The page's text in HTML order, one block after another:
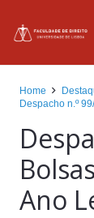
Home
Despacho n.º
Ano